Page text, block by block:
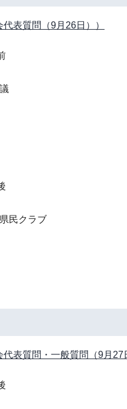
表質問（9月26日））
民クラブ
表質問・一般質問（9月27